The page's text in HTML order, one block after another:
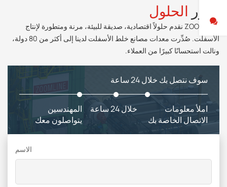
تحرر الحلول
ZOOMLINE نقدم حلولاً اقتصادية، صديقة للبيئة، مرنة ومتطورة لإنتاج
الأسفلت. صُدِّرت معدات مصانع خلط الأسفلت لدينا إلى أكثر من 80 دولة،
ونالت استحسانًا كبيرًا من العملاء.
سوف نتصل بك خلال 24 ساعة
املأ معلومات
الاتصال الخاصة بك
خلال 24 ساعة
المهندسين
يتواصلون معك
الاسم